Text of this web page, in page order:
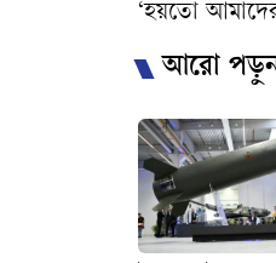
‘হয়তো
আরো